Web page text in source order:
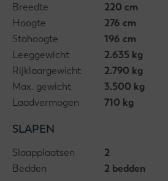
Breedte
220 cm
Hoogte
276 cm
Stahoogte
196 cm
Leeggewicht
2.635 kg
Rijklaargewicht
2.790 kg
Max. gewicht
3.500 kg
Laadvermogen
710 kg
SLAPEN
Slaapplaatsen
2
Bedden
2 bedden